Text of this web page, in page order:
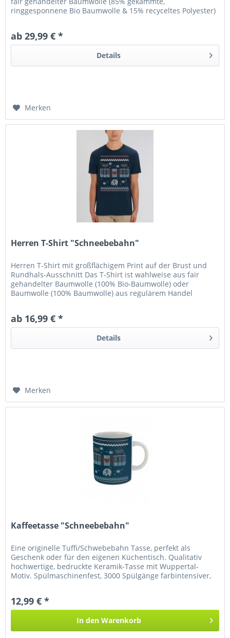
ringgesponnene Bio Baumwolle & 15% recyceltes Polyester)
ab 29,99 € *
Details
Merken
Herren T-Shirt "Schneebebahn"
Herren T-Shirt mit großflächigem Print auf der Brust und
Rundhals-Ausschnitt Das T-Shirt ist wahlweise aus fair
gehandelter Baumwolle (100% Bio-Baumwolle) oder
Baumwolle (100% Baumwolle) aus regulärem Handel
ab 16,99 € *
Details
Merken
Kaffeetasse "Schneebebahn"
Eine originelle Tuffi/Schwebebahn Tasse, perfekt als
Geschenk oder für den eigenen Küchentisch. Qualitativ
hochwertige, bedruckte Keramik-Tasse mit Wuppertal-
Motiv. Spülmaschinenfest, 3000 Spülgänge farbintensiver,
12,99 € *
In den Warenkorb